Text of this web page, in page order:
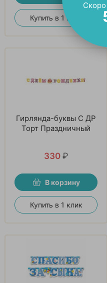
Купить в 1 клик
Гирлянда-буквы С ДР
Торт Праздничный
330 ₽
В корзину
Купить в 1 клик
Скоро